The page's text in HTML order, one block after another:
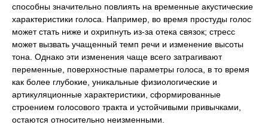
способны значительно повлиять на временные акустические
характеристики голоса. Например, во время простуды голос
может стать ниже и охрипнуть из-за отека связок; стресс
может вызвать учащенный темп речи и изменение высоты
тона. Однако эти изменения чаще всего затрагивают
переменные, поверхностные параметры голоса, в то время
как более глубокие, уникальные физиологические и
артикуляционные характеристики, сформированные
строением голосового тракта и устойчивыми привычками,
остаются относительно неизменными.